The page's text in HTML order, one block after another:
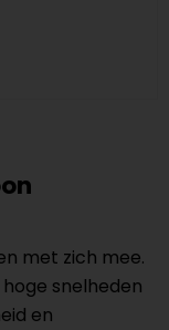
met zich mee.
snelheden
en